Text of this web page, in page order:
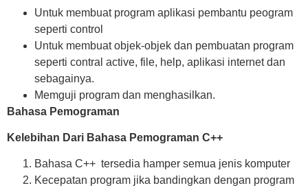
Untuk membuat program aplikasi pembantu peogram
seperti control
Untuk membuat objek-objek dan pembuatan program
seperti contral active, file, help, aplikasi internet dan
sebagainya.
Memguji program dan menghasilkan.
Bahasa Pemograman
Kelebihan Dari Bahasa Pemograman C++
Bahasa C++ tersedia hamper semua jenis komputer
Kecepatan program jika bandingkan dengan program